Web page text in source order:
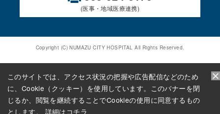
フロアマップ
(医事・地域医療連携)
Copyright (C) NUMAZU CITY HOSPITAL All Rights Reserved.
このサイトでは、アクセス状況の把握や広告配信などのため
に、Cookie（クッキー）を使用しています。このバナーを閉
じるか、閲覧を継続することでCookieの使用に同意するもの
とします。 詳細はコチラ